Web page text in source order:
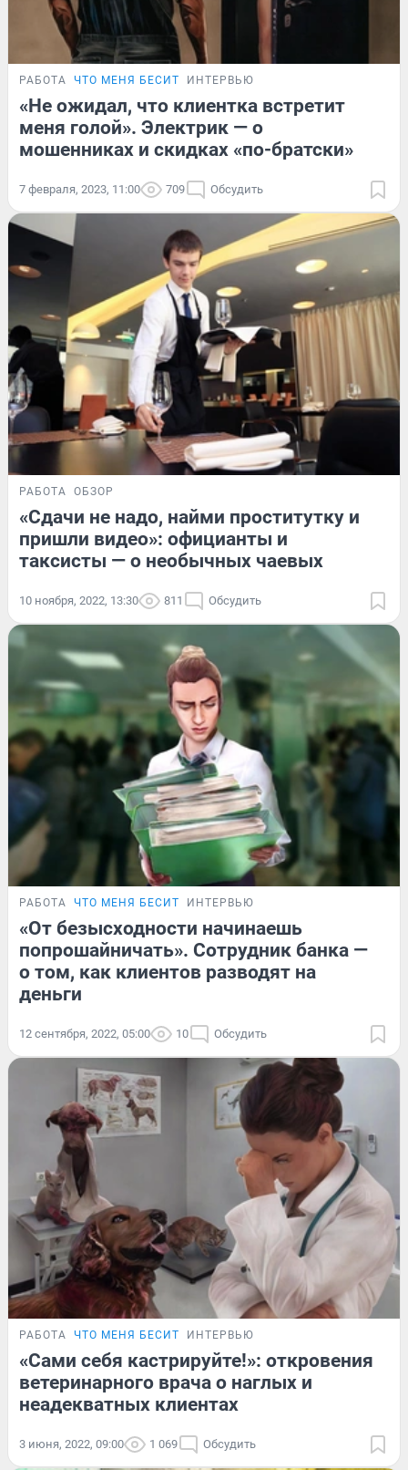
РАБОТА ЧТО МЕНЯ БЕСИТ ИНТЕРВЬЮ
«Не ожидал, что клиентка встретит
меня голой». Электрик — о
мошенниках и скидках «по-братски»
7 февраля, 2023, 11:00 709 Обсудить
РАБОТА ОБЗОР
«Сдачи не надо, найми проститутку и
пришли видео»: официанты и
таксисты — о необычных чаевых
10 ноября, 2022, 13:30 811 Обсудить
РАБОТА ЧТО МЕНЯ БЕСИТ ИНТЕРВЬЮ
«От безысходности начинаешь
попрошайничать». Сотрудник банка —
о том, как клиентов разводят на
деньги
12 сентября, 2022, 05:00 10 Обсудить
РАБОТА ЧТО МЕНЯ БЕСИТ ИНТЕРВЬЮ
«Сами себя кастрируйте!»: откровения
ветеринарного врача о наглых и
неадекватных клиентах
3 июня, 2022, 09:00 1 069 Обсудить